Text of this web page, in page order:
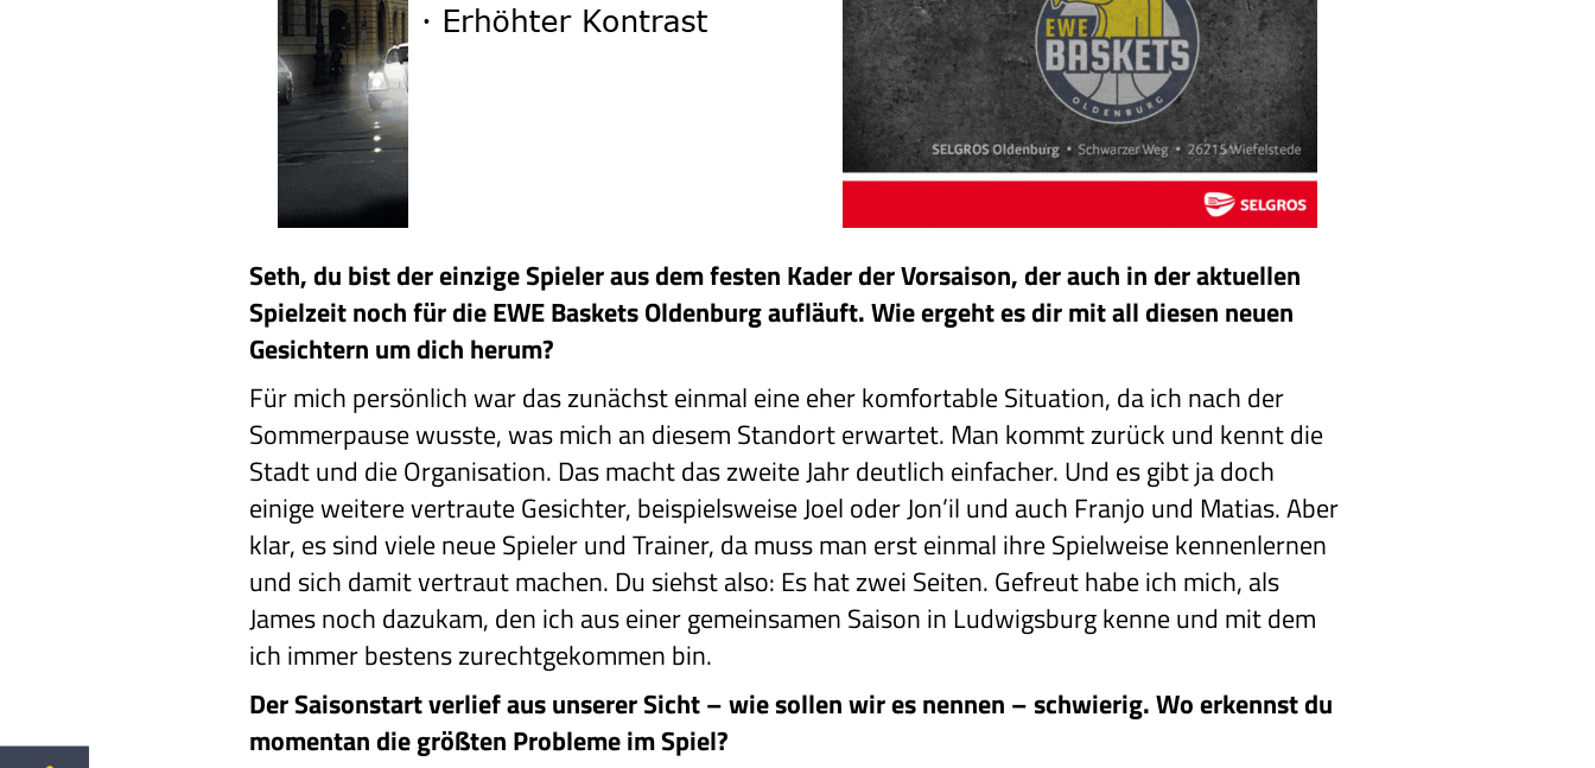
Seth, du bist der einzige Spieler aus dem festen Kader der Vorsaison, der auch in der aktuellen
Spielzeit noch für die EWE Baskets Oldenburg aufläuft. Wie ergeht es dir mit all diesen neuen
Gesichtern um dich herum?
Für mich persönlich war das zunächst einmal eine eher komfortable Situation, da ich nach der
Sommerpause wusste, was mich an diesem Standort erwartet. Man kommt zurück und kennt die
Stadt und die Organisation. Das macht das zweite Jahr deutlich einfacher. Und es gibt ja doch
einige weitere vertraute Gesichter, beispielsweise Joel oder Jon’il und auch Franjo und Matias. Aber
klar, es sind viele neue Spieler und Trainer, da muss man erst einmal ihre Spielweise kennenlernen
und sich damit vertraut machen. Du siehst also: Es hat zwei Seiten. Gefreut habe ich mich, als
James noch dazukam, den ich aus einer gemeinsamen Saison in Ludwigsburg kenne und mit dem
ich immer bestens zurechtgekommen bin.
Der Saisonstart verlief aus unserer Sicht – wie sollen wir es nennen – schwierig. Wo erkennst du
momentan die größten Probleme im Spiel?